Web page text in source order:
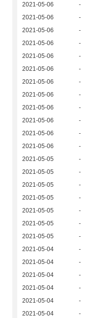
2021-05-06
-
2021-05-06
-
2021-05-06
-
2021-05-06
-
2021-05-06
-
2021-05-06
-
2021-05-06
-
2021-05-06
-
2021-05-06
-
2021-05-06
-
2021-05-06
-
2021-05-06
-
2021-05-05
-
2021-05-05
-
2021-05-05
-
2021-05-05
-
2021-05-05
-
2021-05-05
-
2021-05-05
-
2021-05-04
-
2021-05-04
-
2021-05-04
-
2021-05-04
-
2021-05-04
-
2021-05-04
-